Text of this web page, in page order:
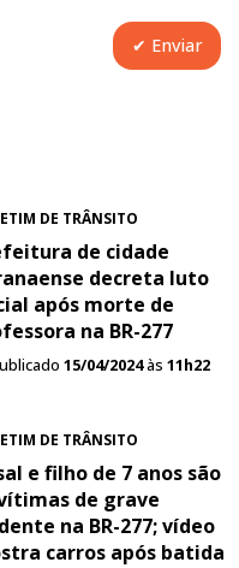
DE TRÂNSITO
de cidade
decreta luto
após morte de
na BR-277
15/04/2024às 11h22
DE TRÂNSITO
e filho de 7 anos são
de grave
na BR-277; vídeo
carros após batida